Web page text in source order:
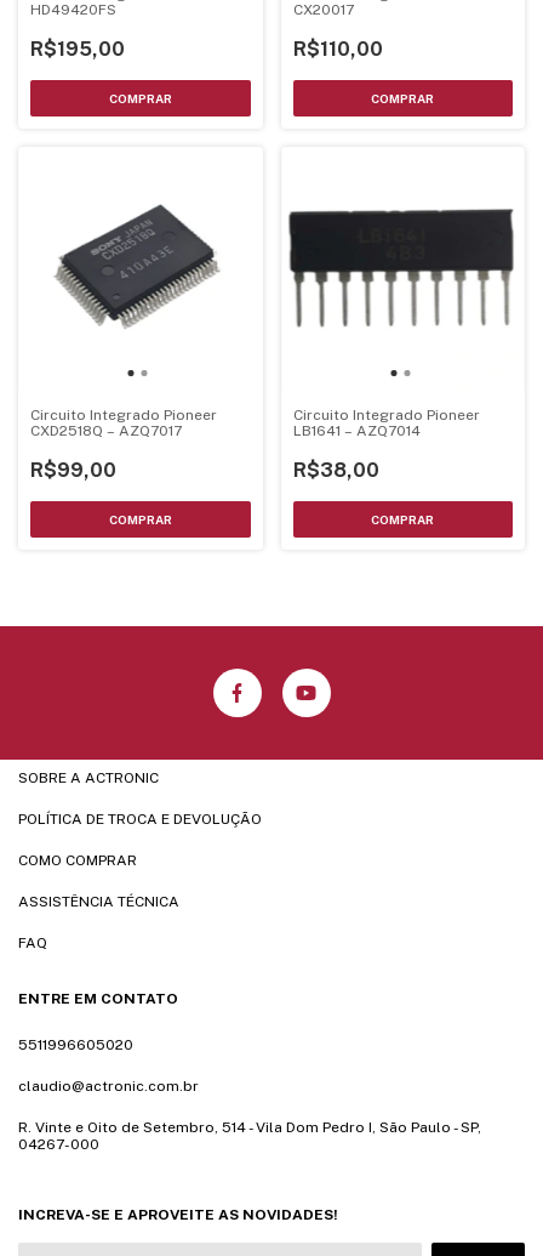
HD49420FS
R$195,00
CX20017
R$110,00
Circuito Integrado Pioneer
CXD2518Q – AZQ7017
R$99,00
Circuito Integrado Pioneer
LB1641 – AZQ7014
R$38,00
SOBRE A ACTRONIC
POLÍTICA DE TROCA E DEVOLUÇÃO
COMO COMPRAR
ASSISTÊNCIA TÉCNICA
FAQ
ENTRE EM CONTATO
5511996605020
claudio@actronic.com.br
R. Vinte e Oito de Setembro, 514 - Vila Dom Pedro I, São Paulo - SP,
04267-000
INCREVA-SE E APROVEITE AS NOVIDADES!